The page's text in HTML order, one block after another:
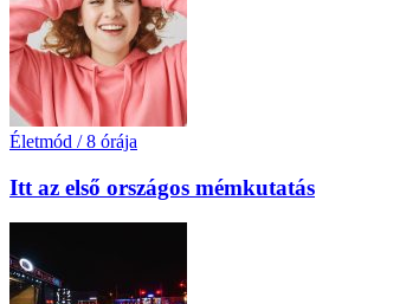
Életmód / 8 órája
Itt az első országos mémkutatás